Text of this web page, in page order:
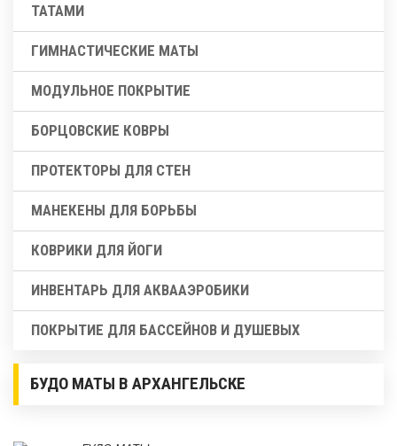
ТАТАМИ
ГИМНАСТИЧЕСКИЕ МАТЫ
МОДУЛЬНОЕ ПОКРЫТИЕ
БОРЦОВСКИЕ КОВРЫ
ПРОТЕКТОРЫ ДЛЯ СТЕН
МАНЕКЕНЫ ДЛЯ БОРЬБЫ
КОВРИКИ ДЛЯ ЙОГИ
ИНВЕНТАРЬ ДЛЯ АКВААЭРОБИКИ
ПОКРЫТИЕ ДЛЯ БАССЕЙНОВ И ДУШЕВЫХ
БУДО МАТЫ В АРХАНГЕЛЬСКЕ